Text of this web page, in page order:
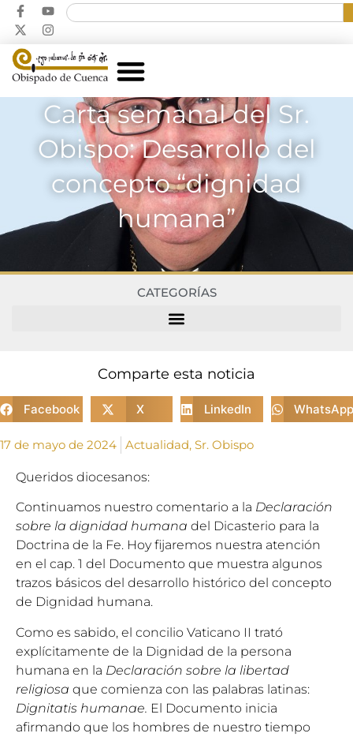
Carta semanal del Sr.
Obispo: Desarrollo del
concepto “dignidad
humana”
CATEGORÍAS
Comparte esta noticia
Facebook X LinkedIn WhatsApp
17 de mayo de 2024 Actualidad, Sr. Obispo
Queridos diocesanos:
Continuamos nuestro comentario a la Declaración
sobre la dignidad humana del Dicasterio para la
Doctrina de la Fe. Hoy fijaremos nuestra atención
en el cap. 1 del Documento que muestra algunos
trazos básicos del desarrollo histórico del concepto
de Dignidad humana.
Como es sabido, el concilio Vaticano II trató
explícitamente de la Dignidad de la persona
humana en la Declaración sobre la libertad
religiosa que comienza con las palabras latinas:
Dignitatis humanae. El Documento inicia
afirmando que los hombres de nuestro tiempo